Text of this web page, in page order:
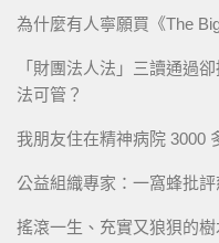
為什麼有人寧願買《The
「財團法人法」三讀通過
法可管？
我朋友住在精神病院 3000
公益組織專家：一窩蜂批
搖滾一生、充實又狼狽的